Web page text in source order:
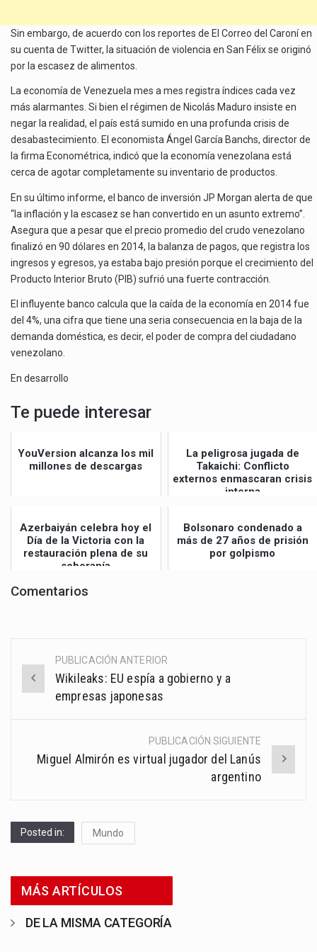
Sin embargo, de acuerdo con los reportes de El Correo del Caroní en
su cuenta de Twitter, la situación de violencia en San Félix se originó
por la escasez de alimentos.
La economía de Venezuela mes a mes registra índices cada vez
más alarmantes. Si bien el régimen de Nicolás Maduro insiste en
negar la realidad, el país está sumido en una profunda crisis de
desabastecimiento. El economista Ángel García Banchs, director de
la firma Econométrica, indicó que la economía venezolana está
cerca de agotar completamente su inventario de productos.
En su último informe, el banco de inversión JP Morgan alerta de que
“la inflación y la escasez se han convertido en un asunto extremo”.
Asegura que a pesar que el precio promedio del crudo venezolano
finalizó en 90 dólares en 2014, la balanza de pagos, que registra los
ingresos y egresos, ya estaba bajo presión porque el crecimiento del
Producto Interior Bruto (PIB) sufrió una fuerte contracción.
El influyente banco calcula que la caída de la economía en 2014 fue
del 4%, una cifra que tiene una seria consecuencia en la baja de la
demanda doméstica, es decir, el poder de compra del ciudadano
venezolano.
En desarrollo
Te puede interesar
YouVersion alcanza los mil
millones de descargas
La peligrosa jugada de
Takaichi: Conflicto
externos enmascaran crisis
interna
Azerbaiyán celebra hoy el
Día de la Victoria con la
restauración plena de su
soberanía
Bolsonaro condenado a
más de 27 años de prisión
por golpismo
Comentarios
Post
navigation
PUBLICACIÓN ANTERIOR
Wikileaks: EU espía a gobierno y a
empresas japonesas
PUBLICACIÓN SIGUIENTE
Miguel Almirón es virtual jugador del Lanús
argentino
Posted in: Mundo
MÁS ARTÍCULOS
DE LA MISMA CATEGORÍA